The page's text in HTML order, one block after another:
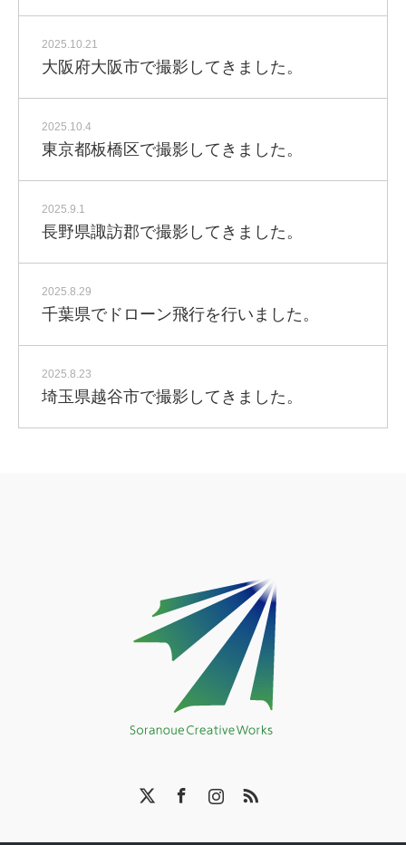
2025.10.21
大阪府大阪市で撮影してきました。
2025.10.4
東京都板橋区で撮影してきました。
2025.9.1
長野県諏訪郡で撮影してきました。
2025.8.29
千葉県でドローン飛行を行いました。
2025.8.23
埼玉県越谷市で撮影してきました。